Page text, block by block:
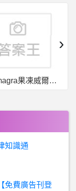
B
itMillion是詐騙嗎？安全合法嗎？ BitMillion詐騙、ST5詐騙、葉成鴻詐騙、創富詐騙、陳思穎詐騙、金股匯友交流分享群詐騙、臺股存股合作共贏詐騙群、假冒黑網投資詐騙、無法出金
變多了
呼
籲對俄進行「先發製人打擊」被俄方批評，外媒：澤連斯基稱是誤譯
行
動通訊- 為什麼全台大停電還有網路？ 為什麼全台大停電還有網路？
線
上遊戲平台- 老電腦也跑得動的遊戲 老電腦也跑得動的遊戲
韓
國電影《犯罪都市》，片中這些疑點你看出來了嗎？
印度kamagra果凍威爾剛用於治療男性勃起功能障礙
›
知識通
免費廣告刊登